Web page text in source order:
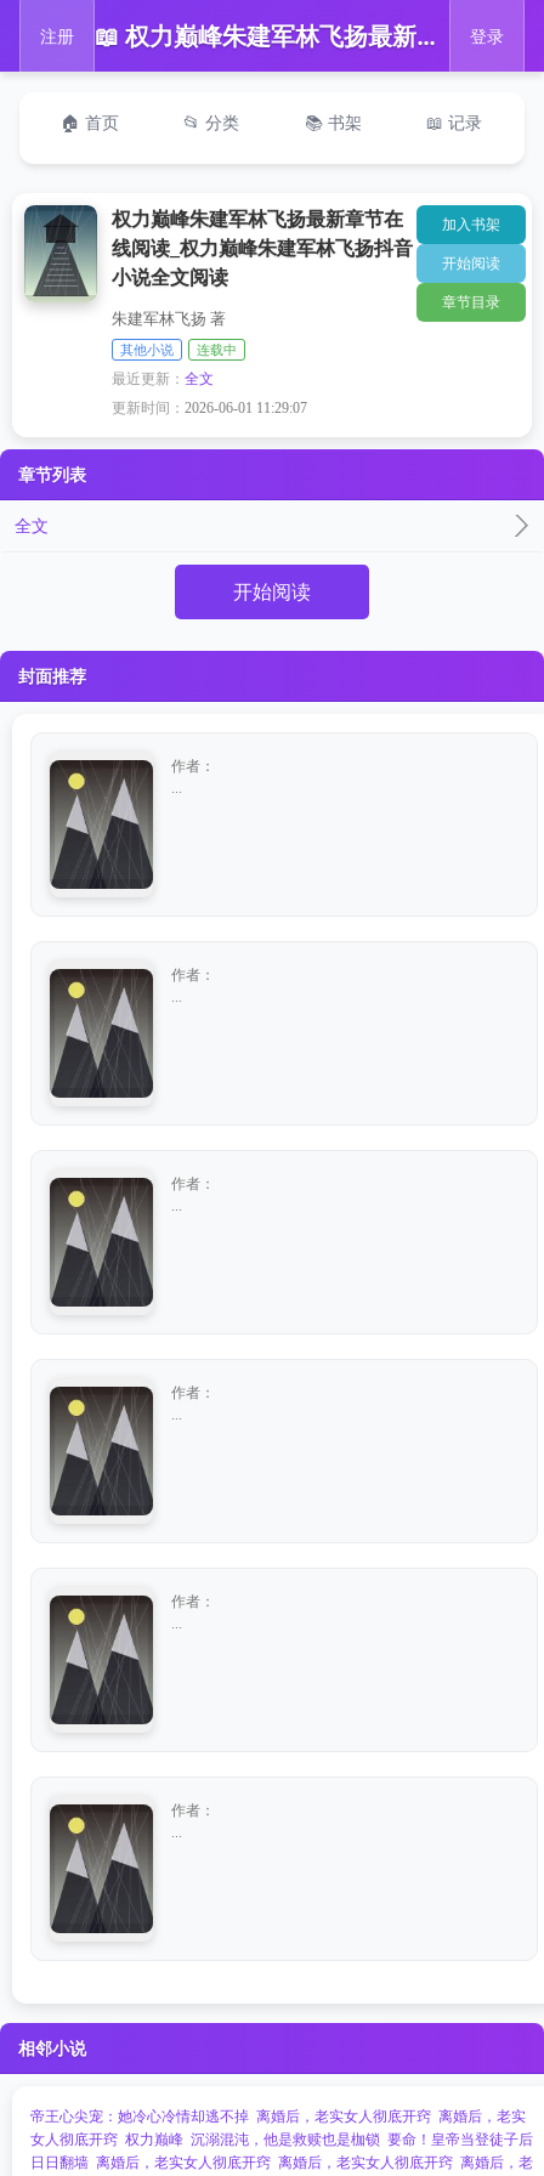
注册 📖 权力巅峰朱建军林飞扬最新章节在线阅读_权力巅峰朱建军林飞扬抖音小说全文阅读 登录
🏠 首页 📂 分类 📚 书架 📖 记录
权力巅峰朱建军林飞扬最新章节在
线阅读_权力巅峰朱建军林飞扬抖音
小说全文阅读
朱建军林飞扬 著
其他小说 连载中
最近更新：全文
更新时间：2026-06-01 11:29:07
加入书架
开始阅读
章节目录
章节列表
全文
开始阅读
封面推荐
作者：
作者：
作者：
作者：
作者：
作者：
相邻小说
帝王心尖宠：她冷心冷情却逃不掉​​ 离婚后，老实女人彻底开窍 离婚后，老实
女人彻底开窍 权力巅峰 沉溺混沌，他是救赎也是枷锁 要命！皇帝当登徒子后
日日翻墙 离婚后，老实女人彻底开窍 离婚后，老实女人彻底开窍 离婚后，老